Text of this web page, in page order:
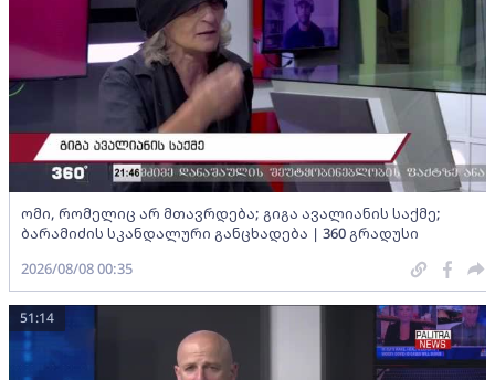
ომი, რომელიც არ მთავრდება; გიგა ავალიანის საქმე;
ბარამიძის სკანდალური განცხადება | 360 გრადუსი
2026/08/08 00:35
51:14